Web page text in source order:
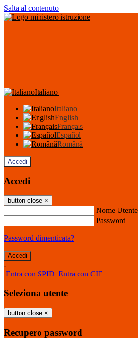
Salta al contenuto
Italiano
Italiano
English
Français
Español
Română
Accedi
Accedi
button close ×
Nome Utente
Password
Password dimenticata?
-
Entra con SPID Entra con CIE
Seleziona utente
button close ×
Recupero password